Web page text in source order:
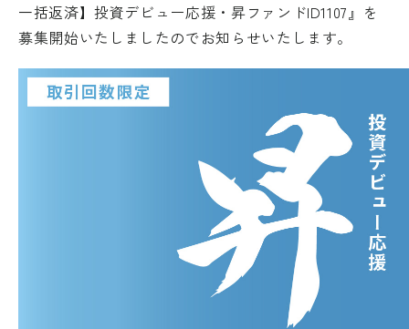
一括返済】投資デビュー応援・昇ファンドID1107』を
募集開始いたしましたのでお知らせいたします。